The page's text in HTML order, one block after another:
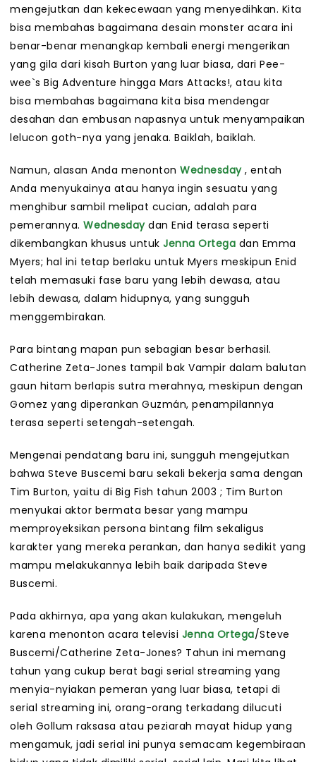
mengejutkan dan kekecewaan yang menyedihkan. Kita
bisa membahas bagaimana desain monster acara ini
benar-benar menangkap kembali energi mengerikan
yang gila dari kisah Burton yang luar biasa, dari Pee-
wee`s Big Adventure hingga Mars Attacks!, atau kita
bisa membahas bagaimana kita bisa mendengar
desahan dan embusan napasnya untuk menyampaikan
lelucon goth-nya yang jenaka. Baiklah, baiklah.
Namun, alasan Anda menonton Wednesday, entah
Anda menyukainya atau hanya ingin sesuatu yang
menghibur sambil melipat cucian, adalah para
pemerannya. Wednesdaydan Enid terasa seperti
dikembangkan khusus untuk Jenna Ortega dan Emma
Myers; hal ini tetap berlaku untuk Myers meskipun Enid
telah memasuki fase baru yang lebih dewasa, atau
lebih dewasa, dalam hidupnya, yang sungguh
menggembirakan.
Para bintang mapan pun sebagian besar berhasil.
Catherine Zeta-Jones tampil bak Vampir dalam balutan
gaun hitam berlapis sutra merahnya, meskipun dengan
Gomez yang diperankan Guzmán, penampilannya
terasa seperti setengah-setengah.
Mengenai pendatang baru ini, sungguh mengejutkan
bahwa Steve Buscemi baru sekali bekerja sama dengan
Tim Burton, yaitu di Big Fish tahun 2003 ; Tim Burton
menyukai aktor bermata besar yang mampu
memproyeksikan persona bintang film sekaligus
karakter yang mereka perankan, dan hanya sedikit yang
mampu melakukannya lebih baik daripada Steve
Buscemi.
Pada akhirnya, apa yang akan kulakukan, mengeluh
karena menonton acara televisi Jenna Ortega/Steve
Buscemi/Catherine Zeta-Jones? Tahun ini memang
tahun yang cukup berat bagi serial streaming yang
menyia-nyiakan pemeran yang luar biasa, tetapi di
serial streaming ini, orang-orang terkadang dilucuti
oleh Gollum raksasa atau peziarah mayat hidup yang
mengamuk, jadi serial ini punya semacam kegembiraan